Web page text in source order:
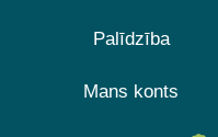
Palīdzība
Mans konts